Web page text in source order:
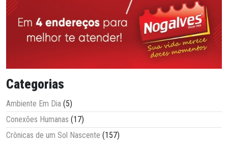
Categorias
Ambiente Em Dia (5)
Conexões Humanas (17)
Crônicas de um Sol Nascente (157)